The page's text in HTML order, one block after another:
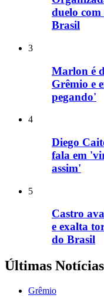
duelo
Brasil
3
Marlon é
Grêmio e
pegando'
4
Diego
fala em
assim'
5
Castro
e exalta
do Brasil
Últimas Notícias
Grêmio